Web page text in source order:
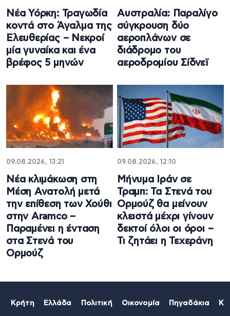
Νέα Υόρκη: Τραγωδία
κοντά στο Άγαλμα της
Ελευθερίας – Νεκροί
μία γυναίκα και ένα
βρέφος 5 μηνών
Αυστραλία: Παραλίγο
σύγκρουση δύο
αεροπλάνων σε
διάδρομο του
αεροδρομίου Σίδνεϊ
09.08.2026, 13:21
Νέα κλιμάκωση στη
Μέση Ανατολή μετά
την επίθεση των Χούθι
στην Aramco –
Παραμένει η ένταση
στα Στενά του
Ορμούζ
09.08.2026, 12:10
Μήνυμα Ιράν σε
Τραμπ: Τα Στενά του
Ορμούζ θα μείνουν
κλειστά μέχρι γίνουν
δεκτοί όλοι οι όροι –
Τι ζητάει η Τεχεράνη
Κρήτη Ελλάδα Πολιτική Οικονομία Πηγαδάκια